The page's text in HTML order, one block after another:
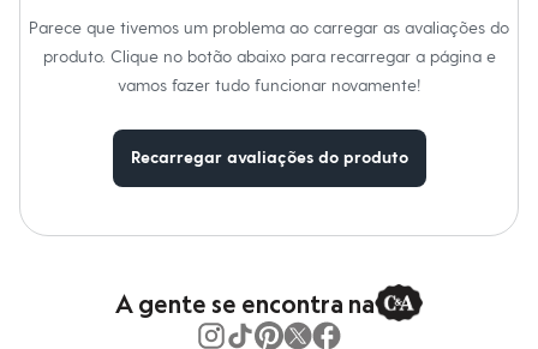
Bermudas
Camisas
Calças
Camisetas e Regatas
Bolsas e Mochilas
Chapéus e Bonés
Cintos
Parece que tivemos um problema ao carregar as avaliações do
produto. Clique no botão abaixo para recarregar a página e
vamos fazer tudo funcionar novamente!
Recarregar avaliações do produto
A gente se encontra na